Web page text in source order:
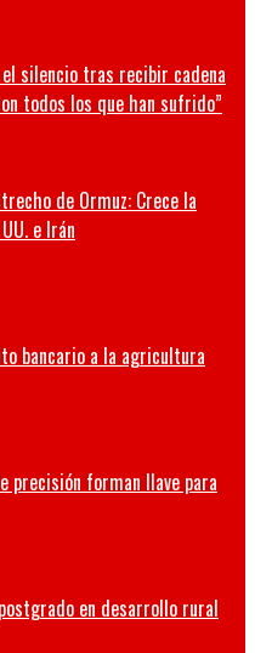
el silencio tras recibir cadena
todos los que han sufrido”
de Ormuz: Crece la
e Irán
bancario a la agricultura
precisión forman llave para
en desarrollo rural